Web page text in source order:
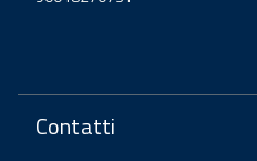
Contatti